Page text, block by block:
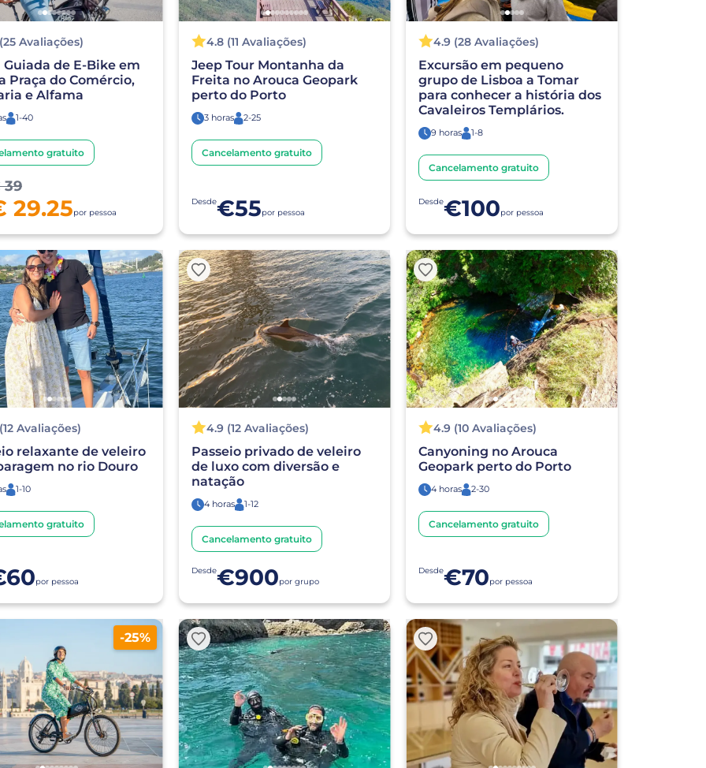
Avaliações)
de E-Bike em
Praça do Comércio,
e Alfama
1-40
gratuito
39
29.25por pessoa
4.8 (11 Avaliações)
Jeep Tour Montanha da
Freita no Arouca Geopark
perto do Porto
3 horas 2-25
Cancelamento gratuito
Desde€55por pessoa
4.9 (28 Avaliações)
Excursão em pequeno
grupo de Lisboa a Tomar
para conhecer a história dos
Cavaleiros Templários.
9 horas 1-8
Cancelamento gratuito
Desde€100por pessoa
Avaliações)
relaxante de veleiro
no rio Douro
1-10
gratuito
por pessoa
4.9 (12 Avaliações)
Passeio privado de veleiro
de luxo com diversão e
natação
4 horas 1-12
Cancelamento gratuito
Desde€900por grupo
4.9 (10 Avaliações)
Canyoning no Arouca
Geopark perto do Porto
4 horas 2-30
Cancelamento gratuito
Desde€70por pessoa
-25%